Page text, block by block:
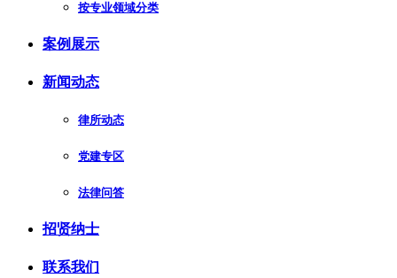
按专业领域分类
案例展示
新闻动态
律所动态
党建专区
法律问答
招贤纳士
联系我们